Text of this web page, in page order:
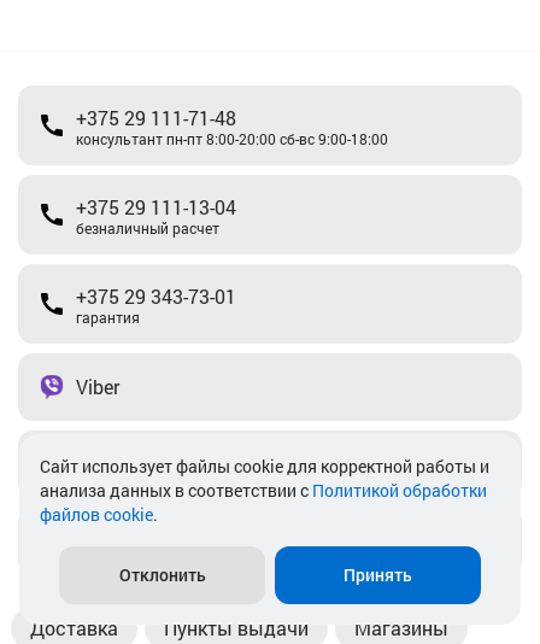
+375 29 111-71-48
консультант пн-пт 8:00-20:00 сб-вс 9:00-18:00
+375 29 111-13-04
безналичный расчет
+375 29 343-73-01
гарантия
Viber
Telegram
Доставка Пункты выдачи Магазины
Cайт использует файлы cookie для корректной работы и
анализа данных в соответствии с Политикой обработки
файлов cookie.
Отклонить Принять